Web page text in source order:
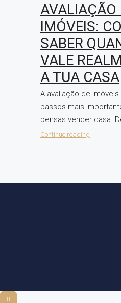
AVALIAÇÃO
IMÓVEIS:
SABER
VALE
A TUA CASA
A avaliação de
passos mais
pensas vender casa.
Continue reading